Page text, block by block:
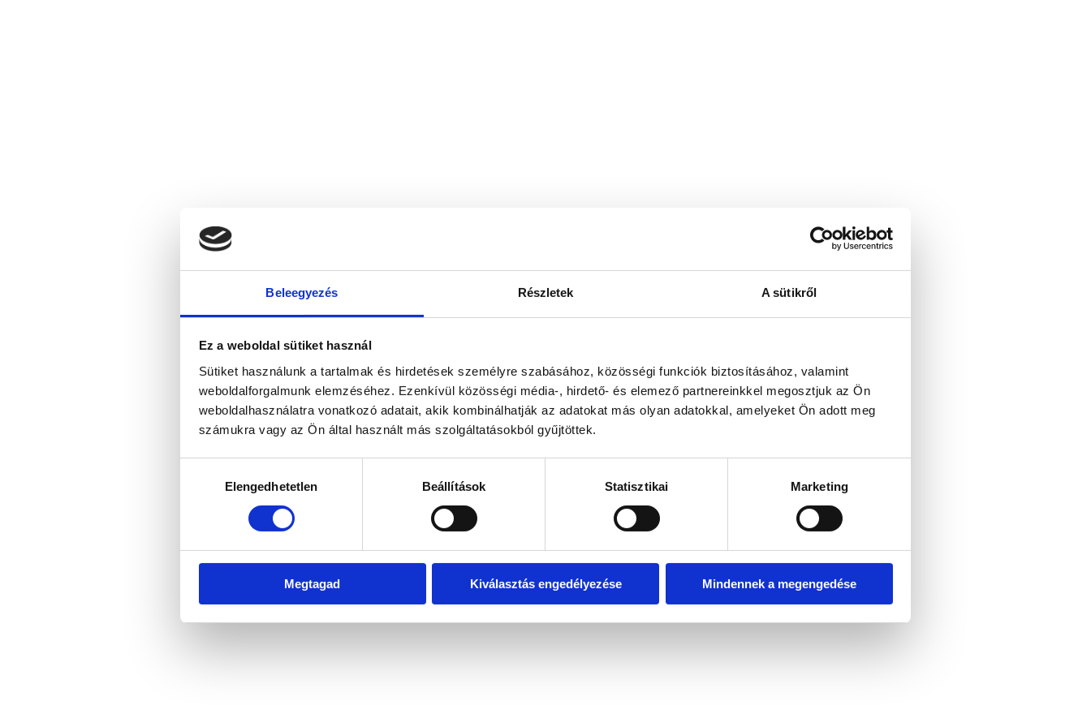
Beleegyezés Részletek A sütikről
Ez a weboldal sütiket használ
Sütiket használunk a tartalmak és hirdetések személyre szabásához, közösségi funkciók biztosításához, valamint
weboldalforgalmunk elemzéséhez. Ezenkívül közösségi média-, hirdető- és elemező partnereinkkel megosztjuk az Ön
weboldalhasználatra vonatkozó adatait, akik kombinálhatják az adatokat más olyan adatokkal, amelyeket Ön adott meg
számukra vagy az Ön által használt más szolgáltatásokból gyűjtöttek.
kiválasztásaElengedhetetlen Beállítások Statisztikai Marketing
Megtagad Kiválasztás engedélyezése Mindennek a megengedése
Application error: a client-side exception has occurred while loadingwww.bicapp.hu (see the browser console for more information)